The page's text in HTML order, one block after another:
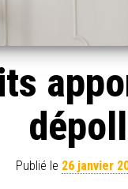
Publié le 26 janvier